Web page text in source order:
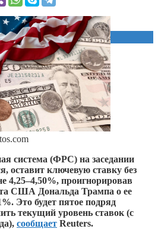
система (ФРС) на заседании
оставит ключевую ставку без
4,25–4,50%, проигнорировав
США Дональда Трампа о ее
Это будет пятое подряд
текущий уровень ставок (с
сообщает Reuters.